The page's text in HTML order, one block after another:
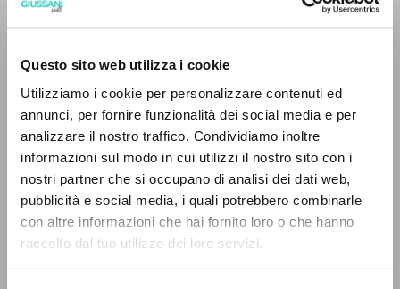
Questo sito web utilizza i cookie
Utilizziamo i cookie per personalizzare contenuti ed
annunci, per fornire funzionalità dei social media e per
analizzare il nostro traffico. Condividiamo inoltre
informazioni sul modo in cui utilizzi il nostro sito con i
nostri partner che si occupano di analisi dei dati web,
pubblicità e social media, i quali potrebbero combinarle
con altre informazioni che hai fornito loro o che hanno
raccolto dal tuo utilizzo dei loro servizi.
Gagliotti B.Curator
Giussani LuigiAuthor
Murphy Amanda Curator
0RESULTS FOUND
MORE RESULTS